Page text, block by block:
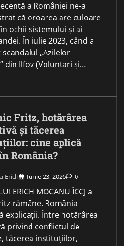
a României ne-a
că oroarea are culoare
ochii sistemului și ai
În iulie 2023, când a
„Azilelor
din Ilfov (Voluntari și…
Fritz, hotărârea
și tăcerea
cine aplică
România?
Erich Iunie 23, 2026 0
ERICH MOCANU ÎCCJ a
rămâne. România
explicații. Între hotărârea
privind conflictul de
tăcerea instituțiilor,